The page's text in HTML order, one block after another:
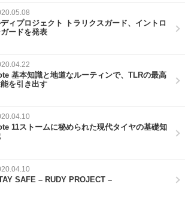
ィプロジェクト トラリクスガード、イントロ
ードを発表
基本知識と地道なルーティンで、TLRの最高
を引き出す
11ストームに秘められた現代タイヤの基礎知
SAFE – RUDY PROJECT –